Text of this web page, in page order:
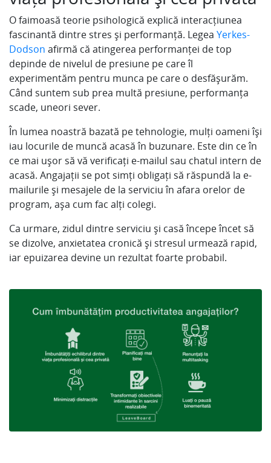
O faimoasă teorie psihologică explică interacțiunea
fascinantă dintre stres și performanță. Legea Yerkes-
Dodson afirmă că atingerea performanței de top
depinde de nivelul de presiune pe care îl
experimentăm pentru munca pe care o desfășurăm.
Când suntem sub prea multă presiune, performanța
scade, uneori sever.
În lumea noastră bazată pe tehnologie, mulți oameni își
iau locurile de muncă acasă în buzunare. Este din ce în
ce mai ușor să vă verificați e-mailul sau chatul intern de
acasă. Angajații se pot simți obligați să răspundă la e-
mailurile și mesajele de la serviciu în afara orelor de
program, așa cum fac alți colegi.
Ca urmare, zidul dintre serviciu și casă începe încet să
se dizolve, anxietatea cronică și stresul urmează rapid,
iar epuizarea devine un rezultat foarte probabil.